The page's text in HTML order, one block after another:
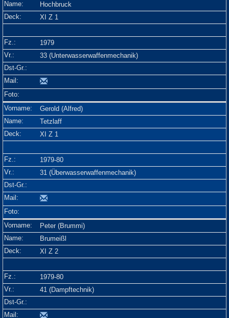
Hochbruck
XI Z 1
1979
33 (Unterwasserwaffenmechanik)
Gerold (Alfred)
Tetzlaff
XI Z 1
1979-80
31 (Überwasserwaffenmechanik)
Peter (Brummi)
Brumeißl
XI Z 2
1979-80
41 (Dampftechnik)